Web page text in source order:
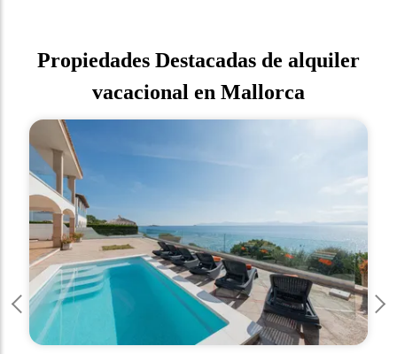
Propiedades Destacadas de alquiler
vacacional en Mallorca